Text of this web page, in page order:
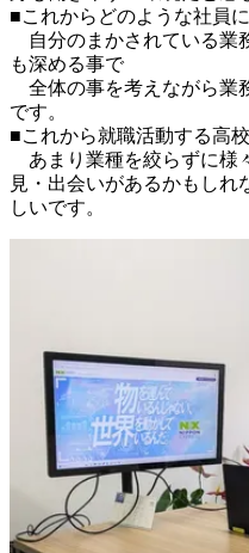
■これからどのような社員
自分のまかされている業
も深める事で
全体の事を考えながら業
です。
■これから就職活動する高
あまり業種を絞らずに様
見・出会いがあるかもしれ
しいです。